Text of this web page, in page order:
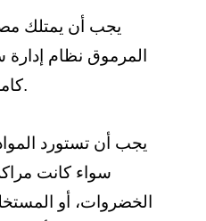
يجب أن يمتلك
المرموق نظام
كامل من المصدر إلى المنتج.
يجب أن تستورد
سواء كانت
الخضروات، أو